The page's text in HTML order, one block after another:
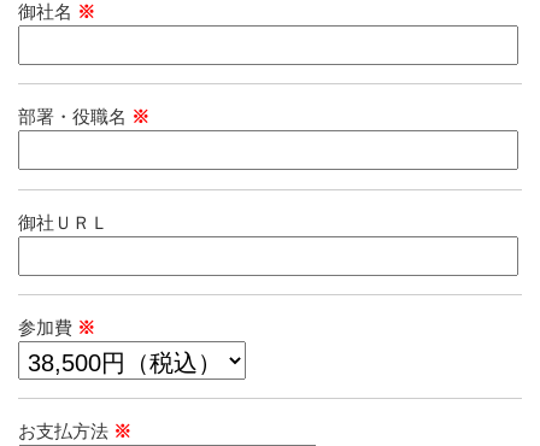
御社名 ※
部署・役職名 ※
御社ＵＲＬ
参加費 ※
お支払方法 ※